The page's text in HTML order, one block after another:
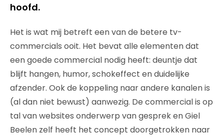
hoofd.
Het is wat mij betreft een van de betere tv-
commercials ooit. Het bevat alle elementen dat
een goede commercial nodig heeft: deuntje dat
blijft hangen, humor, schokeffect en duidelijke
afzender. Ook de koppeling naar andere kanalen is
(al dan niet bewust) aanwezig. De commercial is op
tal van websites onderwerp van gesprek en Giel
Beelen zelf heeft het concept doorgetrokken naar